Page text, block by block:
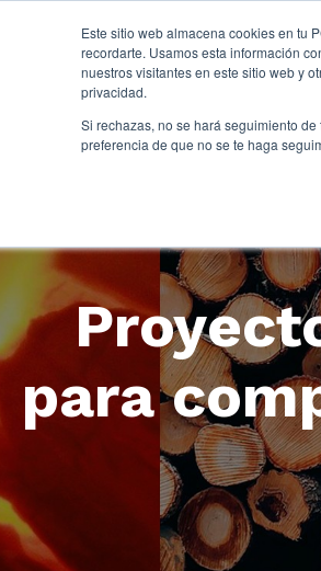
Este sitio web almacena cookies en tu
recordarte. Usamos esta información
nuestros visitantes en este sitio web y
privacidad.
Si rechazas, no se hará seguimiento
preferencia de que no se te haga
para